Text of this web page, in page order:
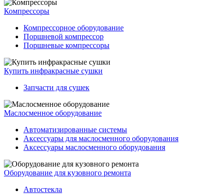
Компрессоры
Компрессорное оборудование
Поршневой компрессор
Поршневые компрессоры
Купить инфракрасные сушки
Запчасти для сушек
Маслосменное оборудование
Автоматизированные системы
Аксессуары для маслосменного оборудования
Аксессуары маслосменного оборудования
Оборудование для кузовного ремонта
Автостекла